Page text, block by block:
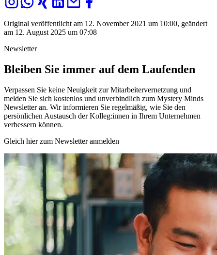
Original veröffentlicht am 12. November 2021 um 10:00, geändert
am 12. August 2025 um 07:08
Newsletter
Bleiben Sie immer auf dem Laufenden
Verpassen Sie keine Neuigkeit zur Mitarbeitervernetzung und
melden Sie sich kostenlos und unverbindlich zum Mystery Minds
Newsletter an. Wir informieren Sie regelmäßig, wie Sie den
persönlichen Austausch der Kolleg:innen in Ihrem Unternehmen
verbessern können.
Gleich hier zum Newsletter anmelden